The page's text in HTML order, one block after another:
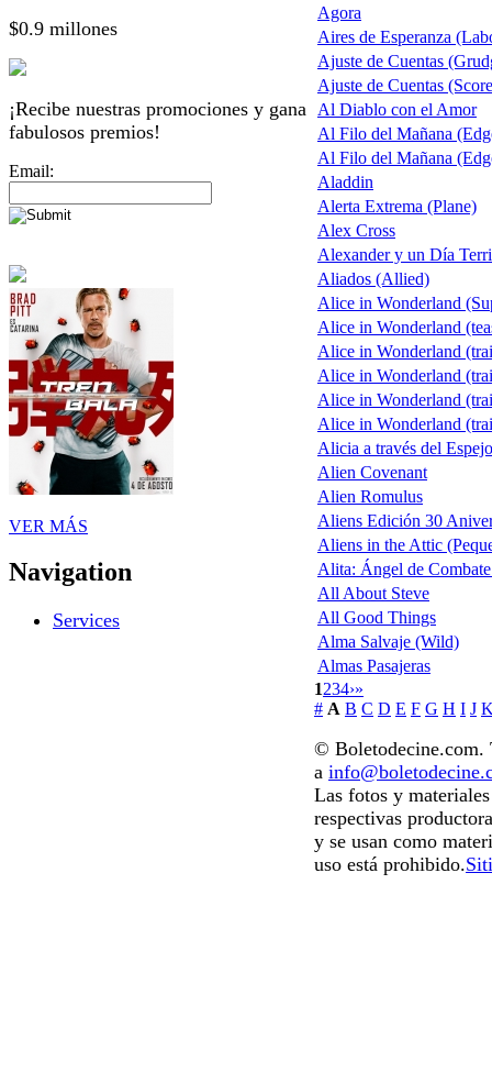
$0.9 millones
¡Recibe nuestras promociones y gana
fabulosos premios!
Email:
VER MÁS
Navigation
Services
Agora
Aires de Esperanza
Ajuste de Cuentas
Ajuste de Cuentas
Al Diablo con el Amor
Al Filo del Mañana
Al Filo del Mañana
Aladdin
Alerta Extrema (Plane)
Alex Cross
Alexander y un Día
Aliados (Allied)
Alice in Wonderland
Alice in Wonderland
Alice in Wonderland
Alice in Wonderland
Alice in Wonderland
Alice in Wonderland
Alicia a través del
Alien Covenant
Alien Romulus
Aliens Edición 30
Aliens in the Attic
Alita: Ángel de
All About Steve
All Good Things
Alma Salvaje (Wild)
Almas Pasajeras
1234›»
# A B C D E F G H I J
© Boletodecine.com.
a
Las fotos y
respectivas
y se usan como
uso está prohibido.